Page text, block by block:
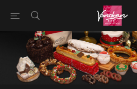
Bestellingen voor morgen
16:00 uur worden